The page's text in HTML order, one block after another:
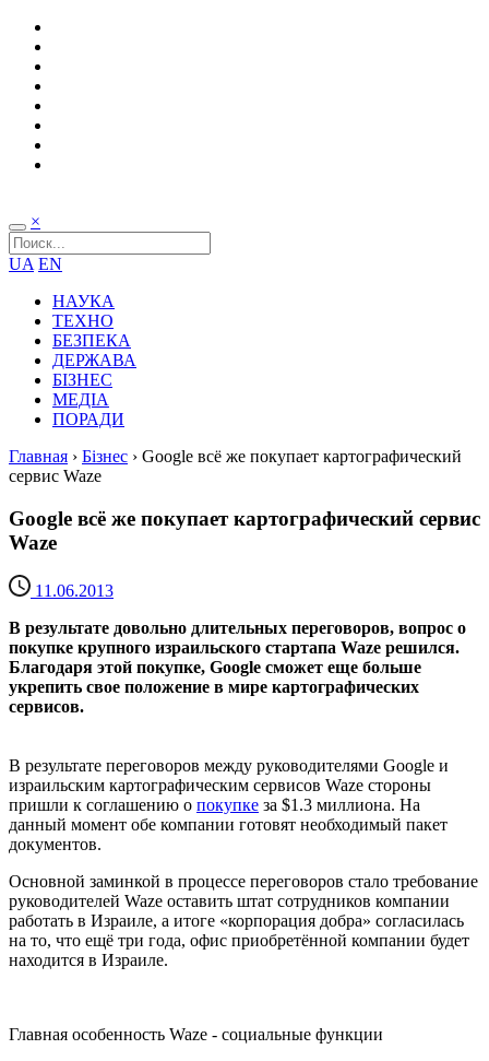
×
UA EN
НАУКА
ТЕХНО
БЕЗПЕКА
ДЕРЖАВА
БІЗНЕС
МЕДІА
ПОРАДИ
Главная › Бізнес › Google всё же покупает картографический
сервис Waze
Google всё же покупает картографический сервис
Waze
11.06.2013
В результате довольно длительных переговоров, вопрос о
покупке крупного израильского стартапа Waze решился.
Благодаря этой покупке, Google сможет еще больше
укрепить свое положение в мире картографических
сервисов.
В результате переговоров между руководителями Google и
израильским картографическим сервисов Waze стороны
пришли к соглашению о покупке за $1.3 миллиона. На
данный момент обе компании готовят необходимый пакет
документов.
Основной заминкой в процессе переговоров стало требование
руководителей Waze оставить штат сотрудников компании
работать в Израиле, а итоге «корпорация добра» согласилась
на то, что ещё три года, офис приобретённой компании будет
находится в Израиле.
Главная особенность Waze - социальные функции